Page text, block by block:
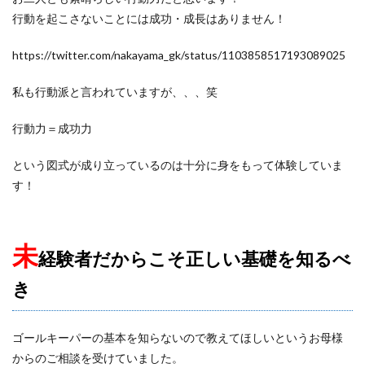
行動を起こさないことには成功・成長はありません！
https://twitter.com/nakayama_gk/status/1103858517193089025
私も行動派と言われていますが、、、笑
行動力＝成功力
という図式が成り立っているのは十分に身をもって体験していま
す！
未経験者だからこそ正しい基礎を知るべ
き
ゴールキーパーの基本を知らないので教えてほしいというお母様
からのご相談を受けていました。
京都サンガ
人 人の心も掴む
人工芝
個人に合わせた
個人トレーニング
前園杯
前園真聖 前期
前橋育英
大宮アルディージャ
大宮アルディージャユース
子ども
完璧主義者 専門性
小6
小学4年生
小学6年生 小学生
小学生GK
山岸範宏
山形 山梨学院